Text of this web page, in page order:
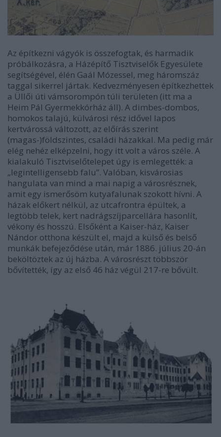
Az építkezni vágyók is összefogtak, és harmadik
próbálkozásra, a Házépítő Tisztviselők Egyesülete
segítségével, élén Gaál Mózessel, meg háromszáz
taggal sikerrel jártak. Kedvezményesen építkezhettek
a Üllői úti vámsorompón túli területen (itt ma a
Heim Pál Gyermekkórház áll). A dimbes-dombos,
homokos talajú, külvárosi rész idővel lapos
kertvárossá változott, az előírás szerint
(magas-)földszintes, családi házakkal. Ma pedig már
elég nehéz elképzelni, hogy itt volt a város széle. A
kialakuló Tisztviselőtelepet úgy is emlegették: a
„legintelligensebb falu”. Valóban, kisvárosias
hangulata van mind a mai napig a városrésznek,
amit egy ismerősöm kutyafalunak szokott hívni. A
házak előkert nélkül, az utcafrontra épültek, a
legtöbb telek, kert nadrágszíjparcellára hasonlít,
vékony és hosszú. Elsőként a Kaiser-ház, Kaiser
Nándor otthona készült el, majd a külső és belső
munkák befejeződése után, már 1886. július 20-án
beköltöztek az új házba. A városrészt többször
bővítették, így az első 46 ház végül 217-re bővült.